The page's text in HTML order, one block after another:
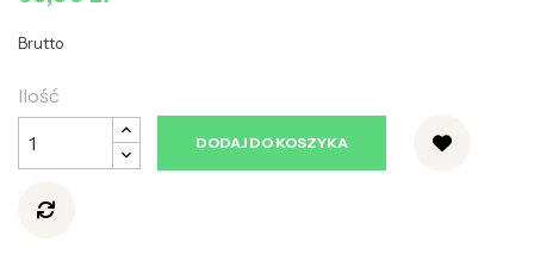
Brutto
Ilość
DODAJ DO KOSZYKA